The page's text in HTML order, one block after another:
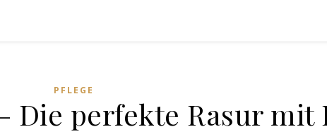
PFLEGE
Die perfekte Rasur mit